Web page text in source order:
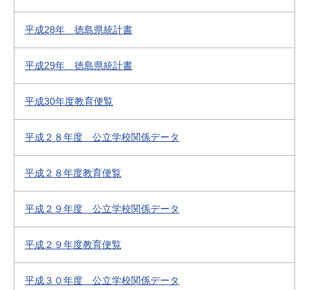
平成28年 徳島県統計書
平成29年 徳島県統計書
平成30年度教育便覧
平成２８年度 公立学校関係データ
平成２８年度教育便覧
平成２９年度 公立学校関係データ
平成２９年度教育便覧
平成３０年度 公立学校関係データ